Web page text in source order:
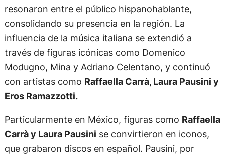
resonaron entre el público hispanohablante,
consolidando su presencia en la región. La
influencia de la música italiana se extendió a
través de figuras icónicas como Domenico
Modugno, Mina y Adriano Celentano, y continuó
con artistas como Raffaella Carrà, Laura Pausini y
Eros Ramazzotti.
Particularmente en México, figuras como Raffaella
Carrà y Laura Pausini se convirtieron en iconos,
que grabaron discos en español. Pausini, por